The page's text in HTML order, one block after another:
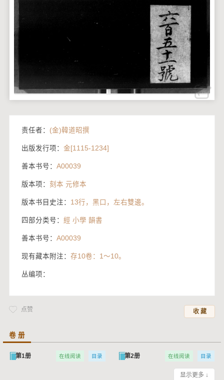
责任者： (金)韓道昭撰
出版发行项： 金[1115-1234]
善本书号： A00039
版本项： 刻本 元修本
版本书目史注： 13行，黑口，左右雙邊。
四部分类号： 經 小學 韻書
善本书号： A00039
现有藏本附注： 存10卷：1～10。
丛编项：
收 藏
点赞
卷 册
第1册 在线阅读 目录 第2册 在线阅读 目录
显示更多 ↓